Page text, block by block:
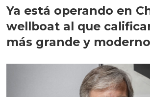
Ya está operando en
wellboat al que
más grande y moderno